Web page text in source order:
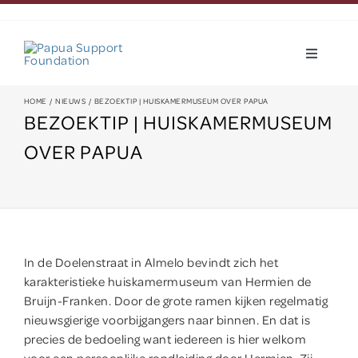
Ga
inhoud
Toggle
Over Hapin
Help mee
HOME NIEUWS BEZOEKTIP | HUISKAMERMUSEUM OVER PAPUA
BEZOEKTIP | HUISKAMERMUSEUM
OVER PAPUA
In de Doelenstraat in Almelo bevindt zich het
karakteristieke huiskamermuseum van Hermien de
Bruijn-Franken. Door de grote ramen kijken regelmatig
nieuwsgierige voorbijgangers naar binnen. En dat is
precies de bedoeling want iedereen is hier welkom